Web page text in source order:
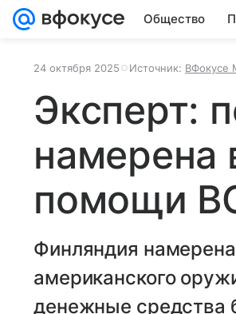
Общество
24 октября 2025 Источник: ВФокусе
Эксперт:
намерена
помощи
Финляндия
американского
денежные средства